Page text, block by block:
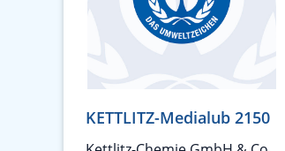
KETTLITZ-Medialub 2150